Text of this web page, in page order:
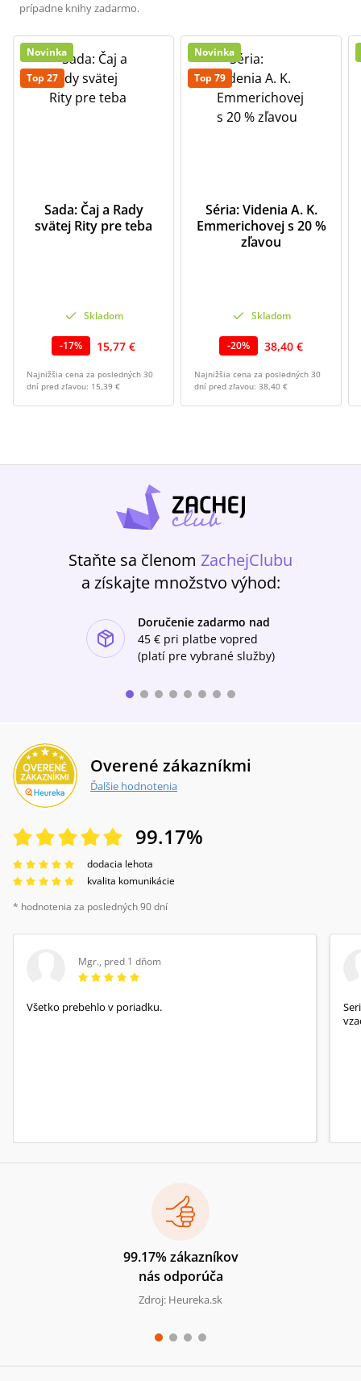
prípadne knihy zadarmo.
Novinka
Top 27
Sada: Čaj a Rady
svätej Rity pre teba
Skladom
-17% 15,77 €
Najnižšia cena za posledných 30
dní pred zľavou: 15,39 €
Novinka
Top 79
Séria: Videnia A. K.
Emmerichovej s 20 %
zľavou
Skladom
-20% 38,40 €
Najnižšia cena za posledných 30
dní pred zľavou: 38,40 €
Staňte sa členom ZachejClubu
a získajte množstvo výhod:
Doručenie zadarmo nad
45 € pri platbe vopred
(platí pre vybrané služby)
Overené zákazníkmi
Ďalšie hodnotenia
99.17%
dodacia lehota
kvalita komunikácie
* hodnotenia za posledných 90 dní
Mgr., pred 1 dňom
Všetko prebehlo v poriadku.
99.17% zákazníkov
nás odporúča
Zdroj: Heureka.sk